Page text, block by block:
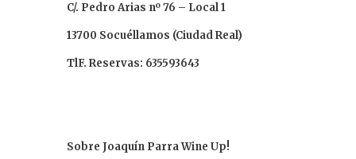
C/. Pedro Arias nº 76 – Local 1
13700 Socuéllamos (Ciudad Real)
TlF. Reservas: 635593643
Sobre Joaquín Parra Wine Up!